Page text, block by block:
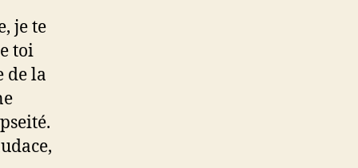
je te
toi
de la